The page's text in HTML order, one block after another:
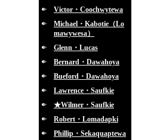
Victor・Coochwytewa
Michael・Kabotie（Lo
mawywesa）
Glenn・Lucas
Bernard・Dawahoya
Bueford・Dawahoya
Lawrence・Saufkie
★Wilmer・Saufkie
Robert・Lomadapki
Phillip・Sekaquaptewa